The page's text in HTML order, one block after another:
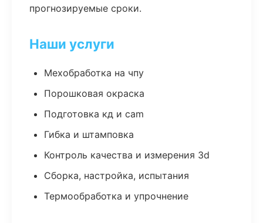
прогнозируемые сроки.
Наши услуги
Мехобработка на чпу
Порошковая окраска
Подготовка кд и cam
Гибка и штамповка
Контроль качества и измерения 3d
Сборка, настройка, испытания
Термообработка и упрочнение